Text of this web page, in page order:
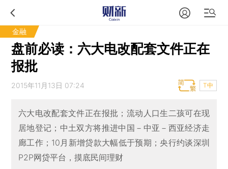
金融
盘前必读：六大电改配套文件正在
报批
2015年11月13日 07:24 T中
六大电改配套文件正在报批；流动人口生二孩可在现
居地登记；中土双方将推进中国－中亚－西亚经济走
廊工作；10月新增贷款大幅低于预期；央行约谈深圳
P2P网贷平台，摸底民间理财